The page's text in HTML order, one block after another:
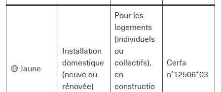
🟡 Jaune
Installation
domestique
(neuve ou
rénovée)
Pour les
logements
(individuels
ou
collectifs),
en
constructio
Cerfa
n°12506*03